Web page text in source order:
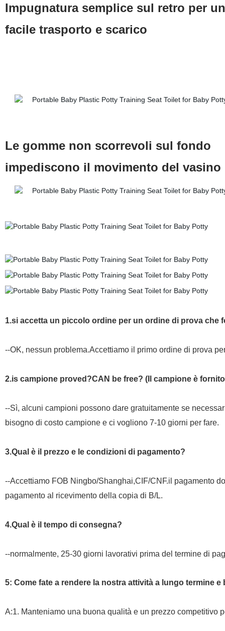
Impugnatura semplice sul retro per un
facile trasporto e scarico
Le gomme non scorrevoli sul fondo
impediscono il movimento del vasino
1.si accetta un piccolo ordine per un ordine di prova che
--OK, nessun problema.Accettiamo il primo ordine di prova
2.is campione proved?CAN be free? (Il campione è
--Sì, alcuni campioni possono dare gratuitamente se
bisogno di costo campione e ci vogliono 7-10 giorni per fare.
3.Qual è il prezzo e le condizioni di pagamento?
--Accettiamo FOB Ningbo/Shanghai,CIF/CNF.il pagamento
pagamento al ricevimento della copia di B/L.
4.Qual è il tempo di consegna?
--normalmente, 25-30 giorni lavorativi prima del termine di
5: Come fate a rendere la nostra attività a lungo termine
A:1. Manteniamo una buona qualità e un prezzo competitivo